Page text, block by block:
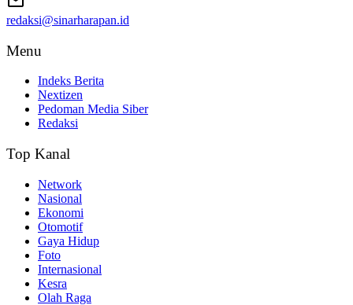
redaksi@sinarharapan.id
Menu
Indeks Berita
Nextizen
Pedoman Media Siber
Redaksi
Top Kanal
Network
Nasional
Ekonomi
Otomotif
Gaya Hidup
Foto
Internasional
Kesra
Olah Raga